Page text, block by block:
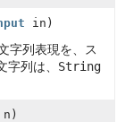
in)
字列表現を、ス
列は、 String